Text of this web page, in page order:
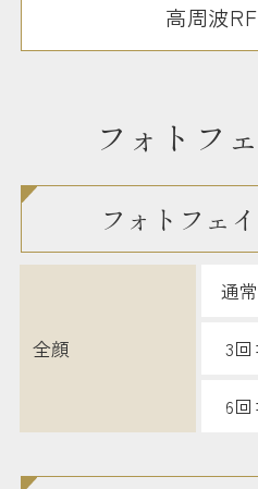
高周波
フォトフ
フォトフェ
全顔
通
3回
6